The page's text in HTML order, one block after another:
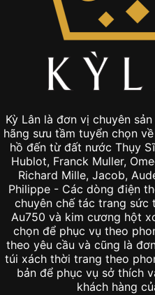
Kỳ Lân là đơn vị chuyên
hãng sưu tầm tuyển chọn
hồ đến từ đất nước Thụy
Hublot, Franck Muller,
Richard Mille, Jacob,
Philippe - Các dòng điện
chuyên chế tác trang sức
Au750 và kim cương hột
chọn để phục vụ theo
theo yêu cầu và cũng là
túi xách thời trang theo
bản để phục vụ sở thích
khách hàng